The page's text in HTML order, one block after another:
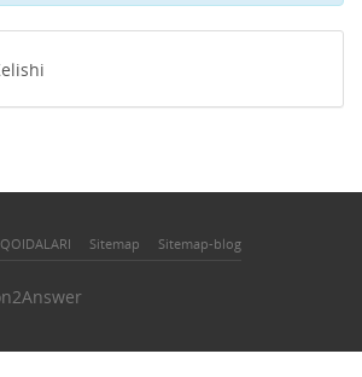
Sitemap Sitemap-blog